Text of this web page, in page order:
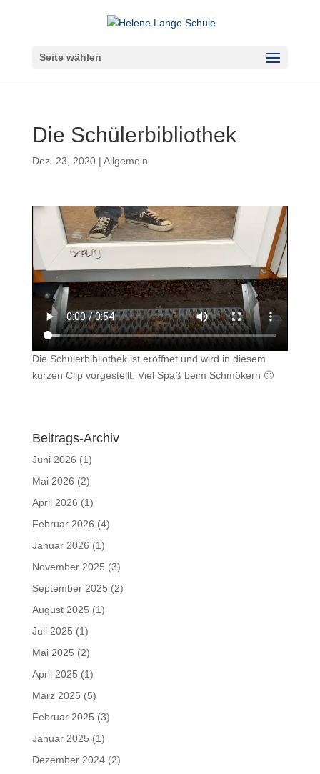
Seite wählen
Die Schülerbibliothek
Dez. 23, 2020| Allgemein
Die Schülerbibliothek ist eröffnet und wird in diesem
kurzen Clip vorgestellt. Viel Spaß beim Schmökern 🙂
Beitrags-Archiv
Juni 2026 (1)
Mai 2026 (2)
April 2026 (1)
Februar 2026 (4)
Januar 2026 (1)
November 2025 (3)
September 2025 (2)
August 2025 (1)
Juli 2025 (1)
Mai 2025 (2)
April 2025 (1)
März 2025 (5)
Februar 2025 (3)
Januar 2025 (1)
Dezember 2024(2)